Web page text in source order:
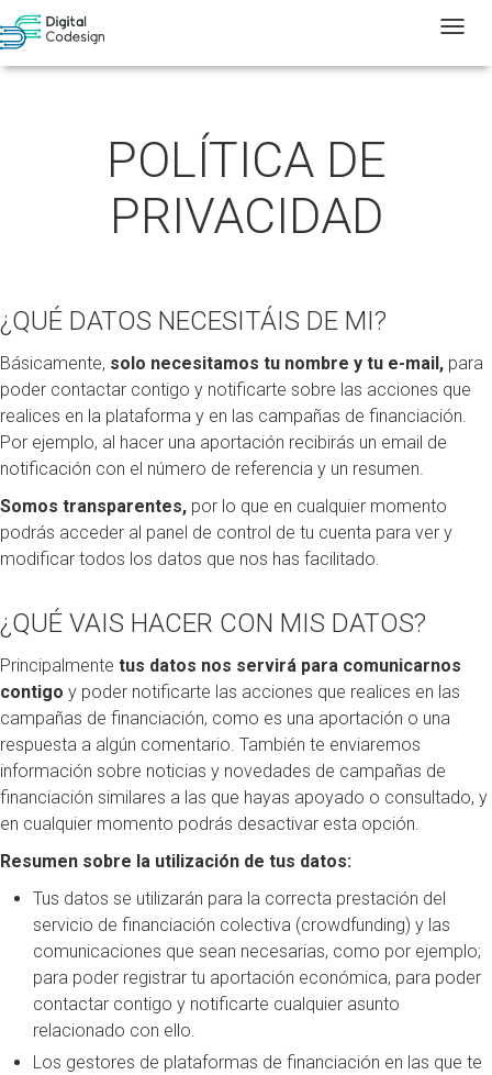
T
POLÍTICA DE
PRIVACIDAD
¿QUÉ DATOS NECESITÁIS DE MI?
Básicamente, solo necesitamos tu nombre y tu e-mail, para
poder contactar contigo y notificarte sobre las acciones que
realices en la plataforma y en las campañas de financiación.
Por ejemplo, al hacer una aportación recibirás un email de
notificación con el número de referencia y un resumen.
Somos transparentes, por lo que en cualquier momento
podrás acceder al panel de control de tu cuenta para ver y
modificar todos los datos que nos has facilitado.
¿QUÉ VAIS HACER CON MIS DATOS?
Principalmente tus datos nos servirá para comunicarnos
contigo y poder notificarte las acciones que realices en las
campañas de financiación, como es una aportación o una
respuesta a algún comentario. También te enviaremos
información sobre noticias y novedades de campañas de
financiación similares a las que hayas apoyado o consultado, y
en cualquier momento podrás desactivar esta opción.
Resumen sobre la utilización de tus datos:
Tus datos se utilizarán para la correcta prestación del
servicio de financiación colectiva (crowdfunding) y las
comunicaciones que sean necesarias, como por ejemplo;
para poder registrar tu aportación económica, para poder
contactar contigo y notificarte cualquier asunto
relacionado con ello.
Los gestores de plataformas de financiación en las que te